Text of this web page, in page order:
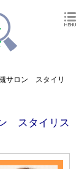
サロン スタイリ
スタイリス